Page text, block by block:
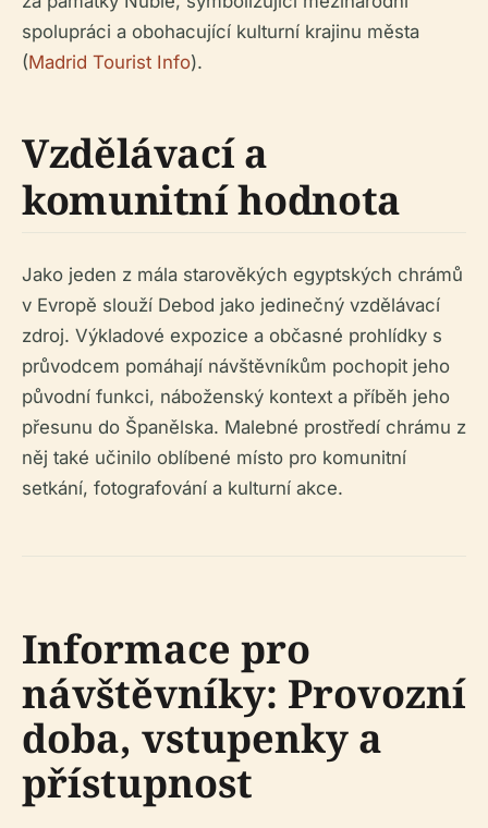
spolupráci a obohacující kulturní krajinu města
(Madrid Tourist Info).
Vzdělávací a
komunitní hodnota
Jako jeden z mála starověkých egyptských chrámů
v Evropě slouží Debod jako jedinečný vzdělávací
zdroj. Výkladové expozice a občasné prohlídky s
průvodcem pomáhají návštěvníkům pochopit jeho
původní funkci, náboženský kontext a příběh jeho
přesunu do Španělska. Malebné prostředí chrámu z
něj také učinilo oblíbené místo pro komunitní
setkání, fotografování a kulturní akce.
Informace pro
návštěvníky: Provozní
doba, vstupenky a
přístupnost